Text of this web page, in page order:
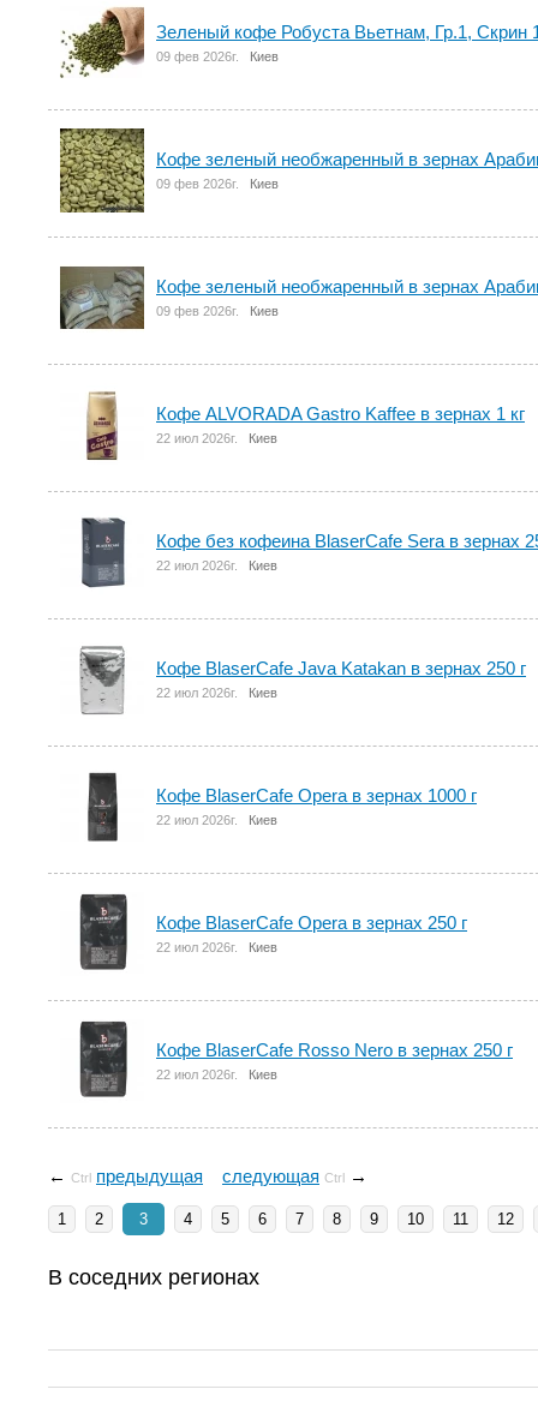
Зеленый кофе Робуста Вьетнам, Гр.1, Скрин
09 фев 2026г. Киев
Кофе зеленый необжаренный в зернах
09 фев 2026г. Киев
Кофе зеленый необжаренный в зернах
09 фев 2026г. Киев
Кофе ALVORADA Gastro Kaffee в зернах 1 кг
22 июл 2026г. Киев
Кофе без кофеина BlaserCafe Sera в зернах
22 июл 2026г. Киев
Кофе BlaserCafe Java Katakan в зернах 250 г
22 июл 2026г. Киев
Кофе BlaserCafe Opera в зернах 1000 г
22 июл 2026г. Киев
Кофе BlaserCafe Opera в зернах 250 г
22 июл 2026г. Киев
Кофе BlaserCafe Rosso Nero в зернах 250 г
22 июл 2026г. Киев
← Ctrl предыдущая следующая Ctrl →
1 2 3 4 5 6 7 8 9 10 11 12
В соседних регионах